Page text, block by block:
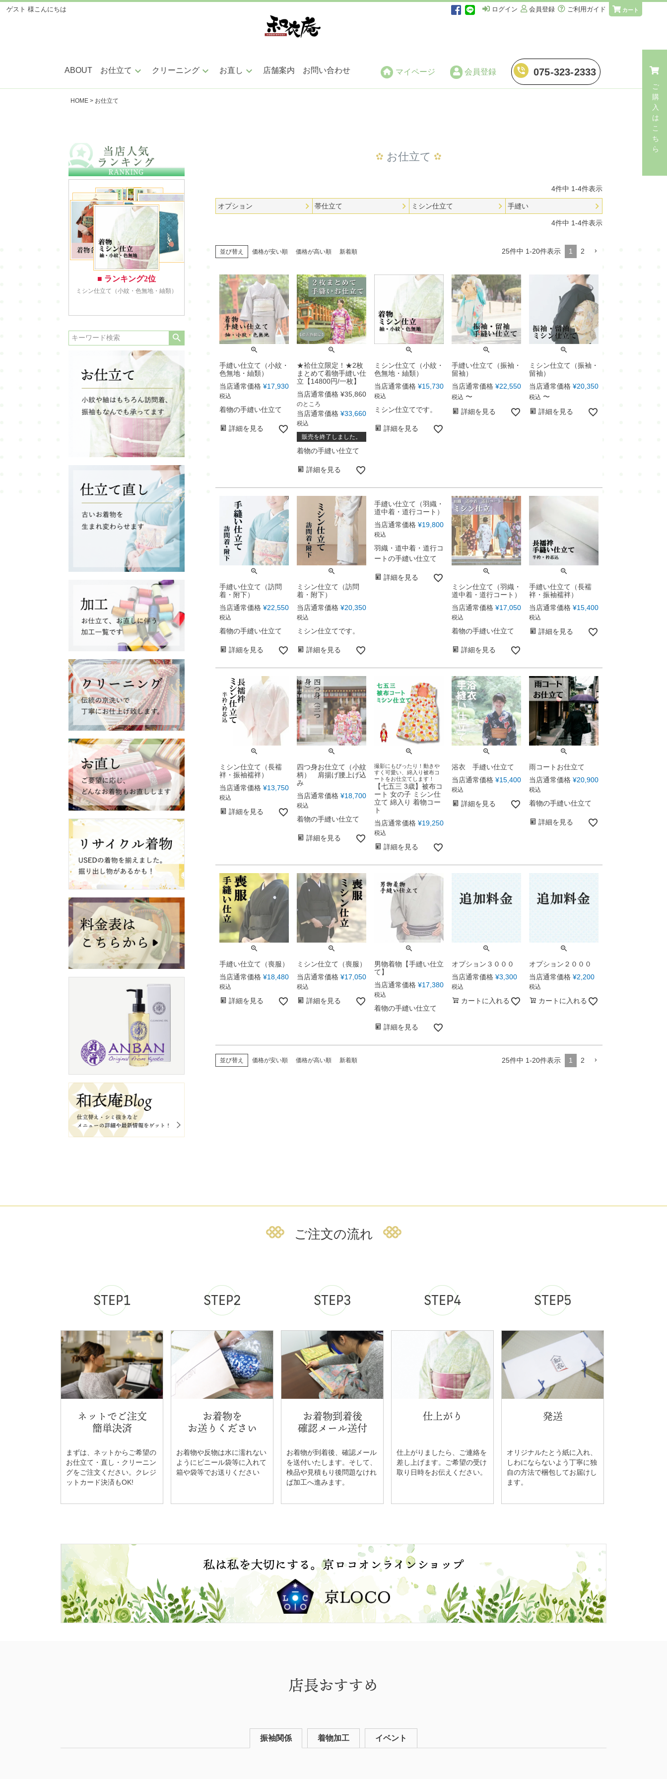
ゲスト 様こんにちは ログイン 会員登録 ご利用ガイド カート
ABOUT お仕立て keyboard_arrow_down
訪問着・附下
振袖・留袖
喪服
羽織・道行・道中着
浴衣
振袖・留袖
羽織・道行・道中着
長襦袢
浴衣
・解き手湯のし
本仕立て解き手湯のし
・湯通し
・水通し
・ 洗い張り
・ガード加工
・紋入れ・紋消し
・染め
クリーニング keyboard_arrow_down お直し keyboard_arrow_down 店舗案内 お問い合わせ マイページ 会員登録 phone_in_talk 075-323-2333
ご
購
入
は
こ
ち
ら
HOME お仕立て
お仕立て
4件中 1-4件表示
オプション 帯仕立て ミシン仕立て 手縫い
4件中 1-4件表示
並び替え 価格が安い順 価格が高い順 新着順 25件中 1-20件表示 1 2
手縫い仕立て（小紋・
色無地・紬類）
当店通常価格 ¥17,930
税込
着物の手縫い仕立て
詳細を見る
★袷仕立限定！★2枚
まとめて着物手縫い仕
立【14800円/一枚】
当店通常価格 ¥35,860
のところ
当店通常価格 ¥33,660
税込
販売を終了しました。
着物の手縫い仕立て
詳細を見る
ミシン仕立て（小紋・
色無地・紬類）
当店通常価格 ¥15,730
税込
ミシン仕立てです。
詳細を見る
手縫い仕立て（振袖・
留袖）
当店通常価格 ¥22,550
税込 〜
詳細を見る
ミシン仕立て（振袖・
留袖）
当店通常価格 ¥20,350
税込 〜
詳細を見る
手縫い仕立て（訪問
着・附下）
当店通常価格 ¥22,550
税込
着物の手縫い仕立て
詳細を見る
ミシン仕立て（訪問
着・附下）
当店通常価格 ¥20,350
税込
ミシン仕立てです。
詳細を見る
手縫い仕立て（羽織・
道中着・道行コート）
当店通常価格 ¥19,800
税込
羽織・道中着・道行コ
ートの手縫い仕立て
詳細を見る
ミシン仕立て（羽織・
道中着・道行コート）
当店通常価格 ¥17,050
税込
着物の手縫い仕立て
詳細を見る
手縫い仕立て（長襦
袢・振袖襦袢）
当店通常価格 ¥15,400
税込
詳細を見る
ミシン仕立て（長襦
袢・振袖襦袢）
当店通常価格 ¥13,750
税込
詳細を見る
四つ身お仕立て（小紋
柄） 肩揚げ腰上げ込
み
当店通常価格 ¥18,700
税込
着物の手縫い仕立て
詳細を見る
撮影にもぴったり！動きや
すく可愛い、綿入り被布コ
ートをお仕立てします！
【七五三 3歳】被布コ
ート 女の子 ミシン仕
立て 綿入り 着物コー
ト
当店通常価格 ¥19,250
税込
詳細を見る
浴衣 手縫い仕立て
当店通常価格 ¥15,400
税込
詳細を見る
雨コートお仕立て
当店通常価格 ¥20,900
税込
着物の手縫い仕立て
詳細を見る
手縫い仕立て（喪服）
当店通常価格 ¥18,480
税込
詳細を見る
ミシン仕立て（喪服）
当店通常価格 ¥17,050
税込
詳細を見る
男物着物【手縫い仕立
て】
当店通常価格 ¥17,380
税込
着物の手縫い仕立て
詳細を見る
オプション３０００
当店通常価格 ¥3,300
税込
カートに入れる
オプション２０００
当店通常価格 ¥2,200
税込
カートに入れる
並び替え 価格が安い順 価格が高い順 新着順 25件中 1-20件表示 1 2
ご注文の流れ
STEP1
ネットでご注文
簡単決済
まずは、ネットからご希望の
お仕立て・直し・クリーニン
グをご注文ください。クレジ
ットカード決済もOK!
STEP2
お着物を
お送りください
お着物や反物は水に濡れない
ようにビニール袋等に入れて
箱や袋等でお送りください
STEP3
お着物到着後
確認メール送付
お着物が到着後、確認メール
を送付いたします。そして、
検品や見積もり後問題なけれ
ば加工へ進みます。
STEP4
仕上がり
仕上がりましたら、ご連絡を
差し上げます。ご希望の受け
取り日時をお伝えください。
STEP5
発送
オリジナルたとう紙に入れ、
しわにならないよう丁寧に独
自の方法で梱包してお届けし
ます。
店長おすすめ
振袖関係 着物加工 イベント